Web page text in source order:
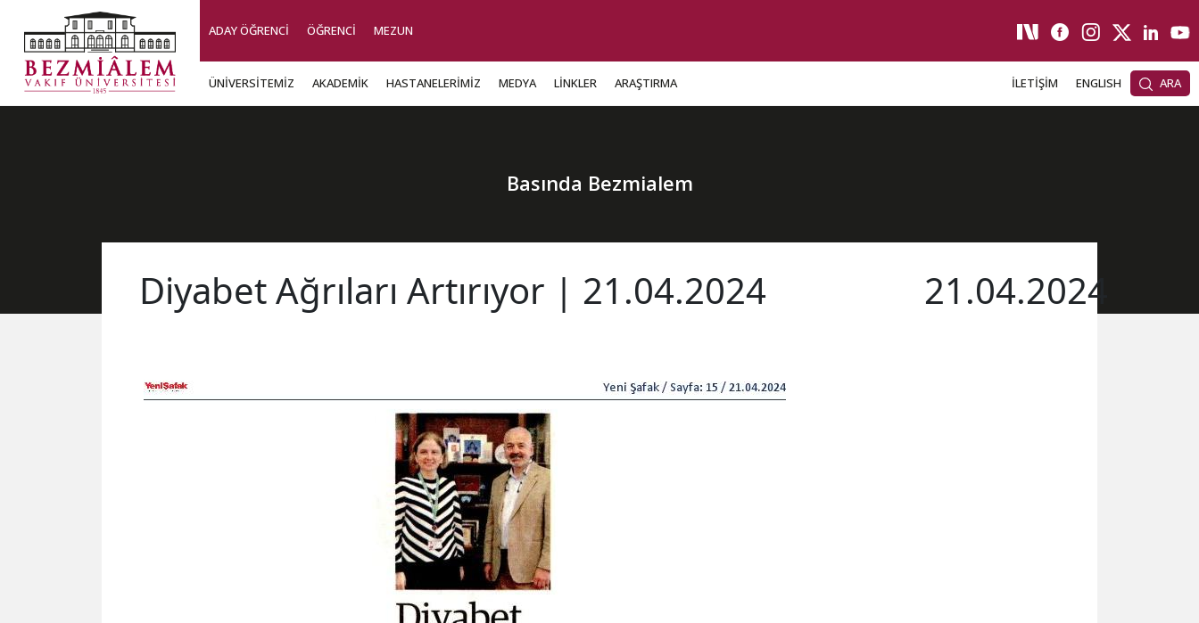
ADAY ÖĞRENCİ ÖĞRENCİ MEZUN
ÜNİVERSİTEMİZ AKADEMİK HASTANELERİMİZ MEDYA LİNKLER ARAŞTIRMA İLETİŞİM ENGLISH ARA
Basında Bezmialem
Diyabet Ağrıları Artırıyor | 21.04.2024 21.04.2024